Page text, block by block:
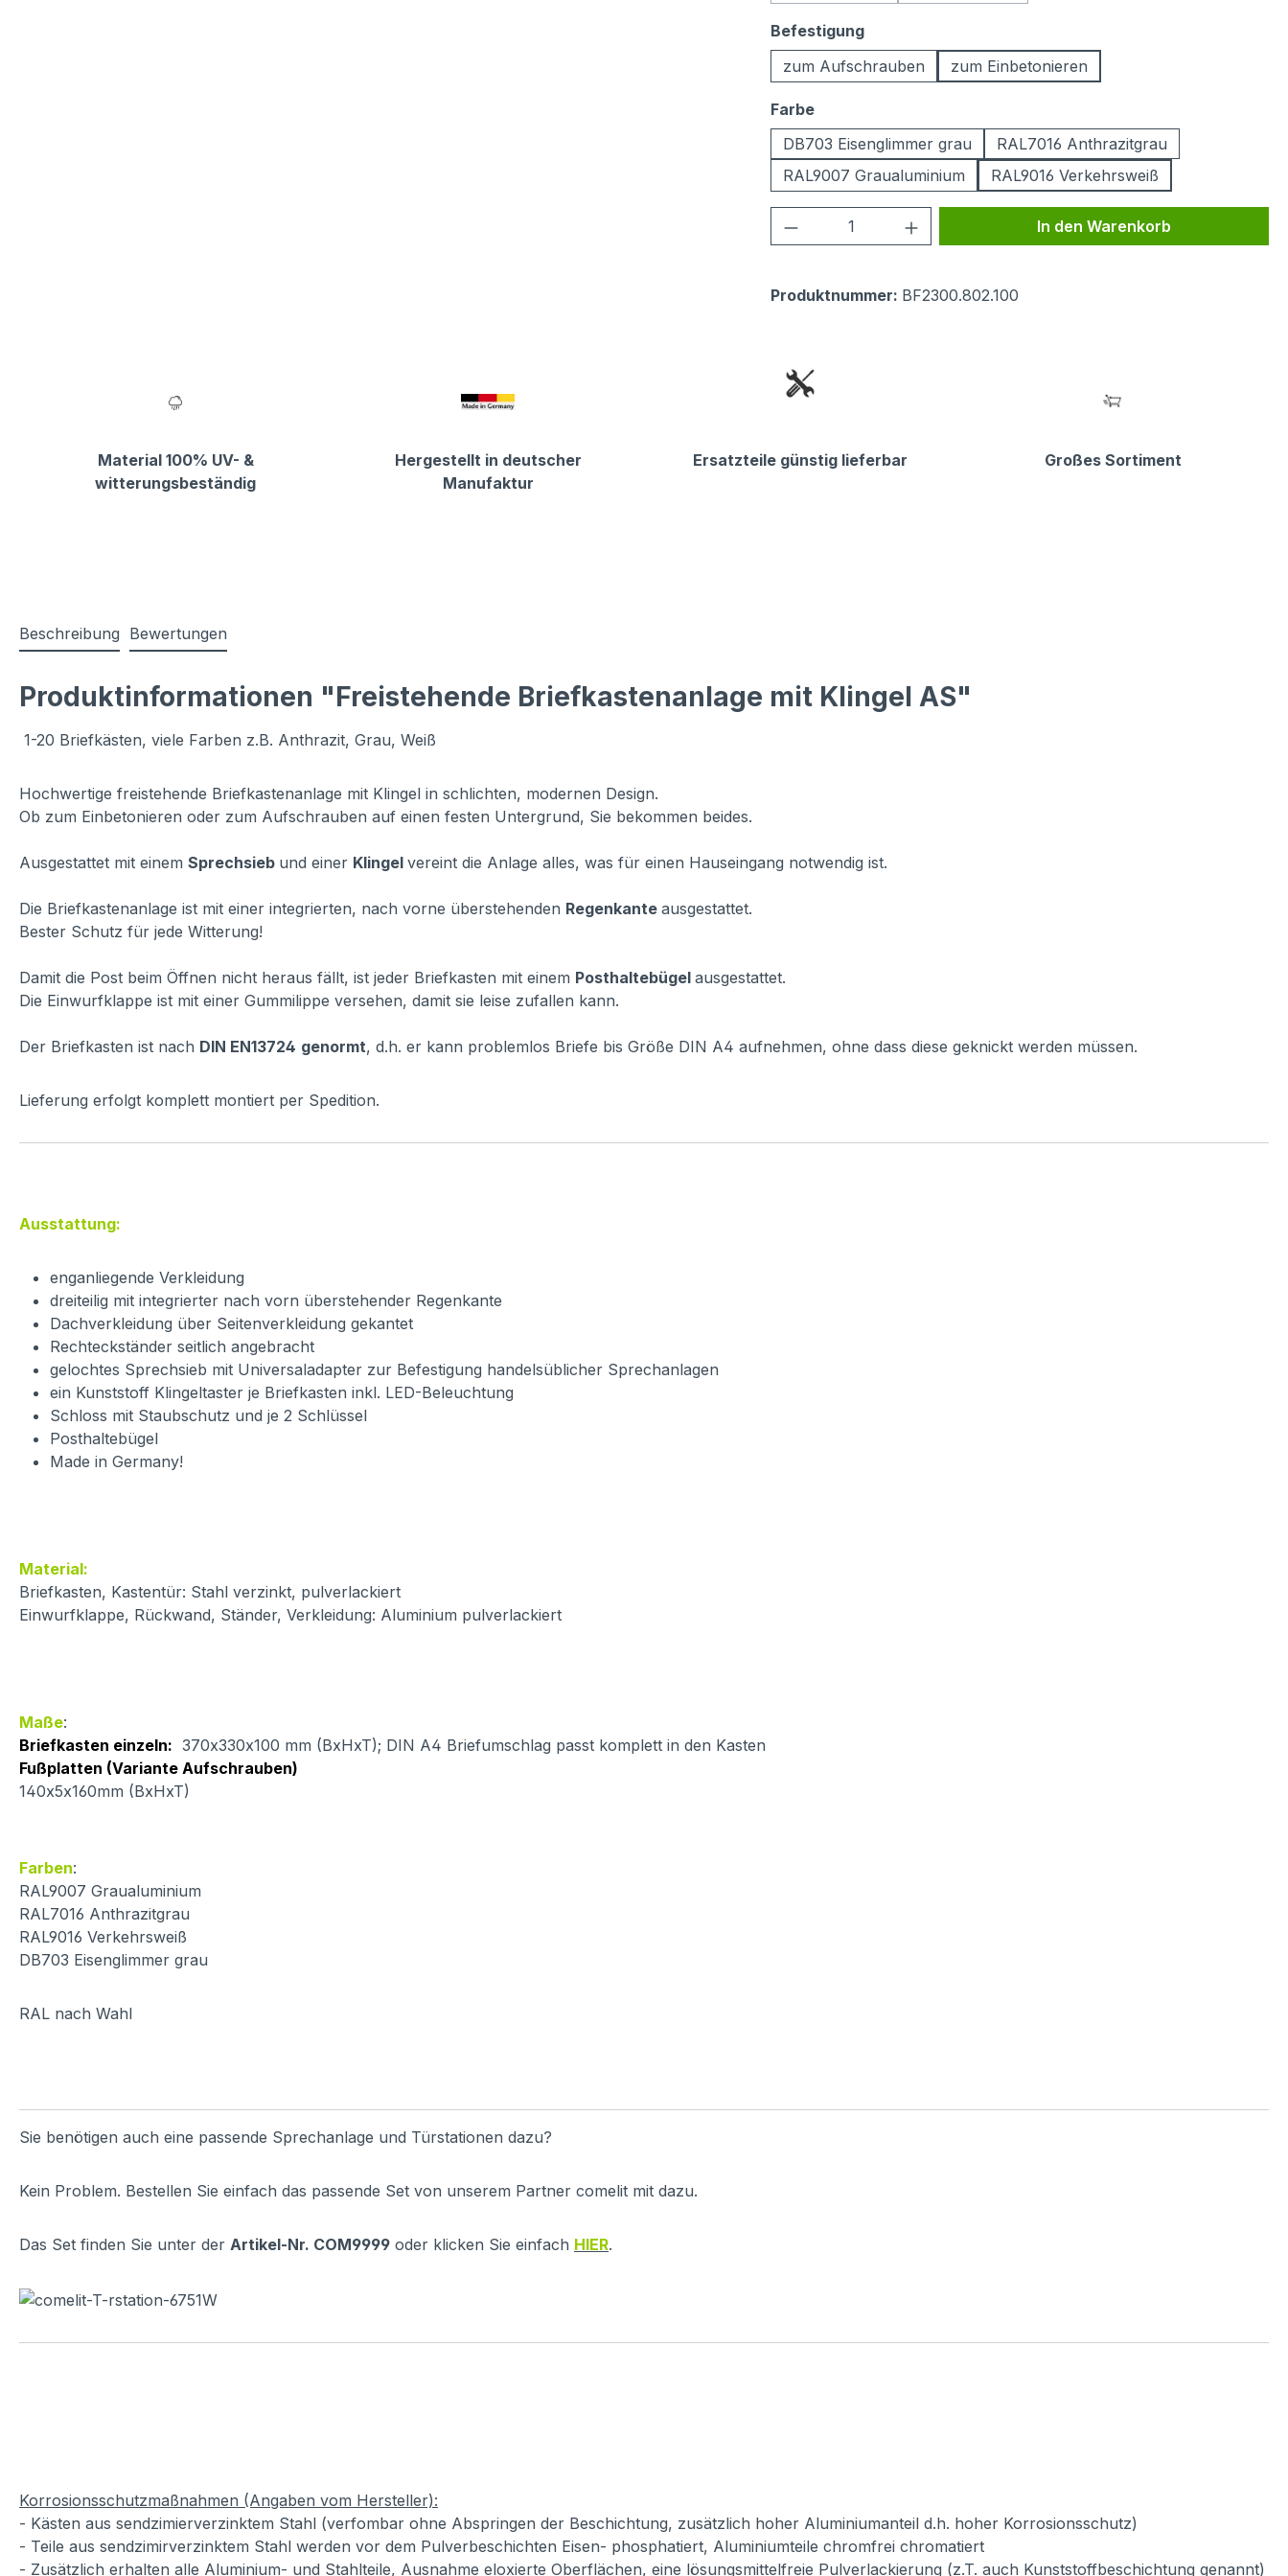
Befestigungauswählen
zum Aufschrauben
zum Einbetonieren
Farbeauswählen
DB703 Eisenglimmer grau
RAL7016 Anthrazitgrau
RAL9007 Graualuminium
RAL9016 Verkehrsweiß
Produkt Anzahl: Gib den gewünschten Wert
In den Warenkorb
Produktnummer: BF2300.802.100
Material 100% UV- &
witterungsbeständig
Hergestellt in deutscher
Manufaktur
Ersatzteile günstig lieferbar Großes Sortiment
Beschreibung Bewertungen
Produktinformationen "Freistehende Briefkastenanlage mit Klingel AS"
1-20 Briefkästen, viele Farben z.B. Anthrazit, Grau, Weiß
Hochwertige freistehende Briefkastenanlage mit Klingel in schlichten, modernen Design.
Ob zum Einbetonieren oder zum Aufschrauben auf einen festen Untergrund, Sie bekommen beides.
Ausgestattet mit einem Sprechsieb und einer Klingel vereint die Anlage alles, was für einen Hauseingang notwendig ist.
Die Briefkastenanlage ist mit einer integrierten, nach vorne überstehenden Regenkante ausgestattet.
Bester Schutz für jede Witterung!
Damit die Post beim Öffnen nicht heraus fällt, ist jeder Briefkasten mit einem Posthaltebügel ausgestattet.
Die Einwurfklappe ist mit einer Gummilippe versehen, damit sie leise zufallen kann.
Der Briefkasten ist nach DIN EN13724 genormt, d.h. er kann problemlos Briefe bis Größe DIN A4 aufnehmen, ohne dass diese geknickt werden müssen.
Lieferung erfolgt komplett montiert per Spedition.
Ausstattung:
enganliegende Verkleidung
dreiteilig mit integrierter nach vorn überstehender Regenkante
Dachverkleidung über Seitenverkleidung gekantet
Rechteckständer seitlich angebracht
gelochtes Sprechsieb mit Universaladapter zur Befestigung handelsüblicher Sprechanlagen
ein Kunststoff Klingeltaster je Briefkasten inkl. LED-Beleuchtung
Schloss mit Staubschutz und je 2 Schlüssel
Posthaltebügel
Made in Germany!
Material:
Briefkasten, Kastentür: Stahl verzinkt, pulverlackiert
Einwurfklappe, Rückwand, Ständer, Verkleidung: Aluminium pulverlackiert
Maße:
Briefkasten einzeln: 370x330x100 mm (BxHxT); DIN A4 Briefumschlag passt komplett in den Kasten
Fußplatten (Variante Aufschrauben)
140x5x160mm (BxHxT)
Farben:
RAL9007 Graualuminium
RAL7016 Anthrazitgrau
RAL9016 Verkehrsweiß
DB703 Eisenglimmer grau
RAL nach Wahl
Sie benötigen auch eine passende Sprechanlage und Türstationen dazu?
Kein Problem. Bestellen Sie einfach das passende Set von unserem Partner comelit mit dazu.
Das Set finden Sie unter der Artikel-Nr. COM9999 oder klicken Sie einfach HIER.
Korrosionsschutzmaßnahmen (Angaben vom Hersteller):
- Kästen aus sendzimierverzinktem Stahl (verfombar ohne Abspringen der Beschichtung, zusätzlich hoher Aluminiumanteil d.h. hoher Korrosionsschutz)
- Teile aus sendzimirverzinktem Stahl werden vor dem Pulverbeschichten Eisen- phosphatiert, Aluminiumteile chromfrei chromatiert
- Zusätzlich erhalten alle Aluminium- und Stahlteile, Ausnahme eloxierte Oberflächen, eine lösungsmittelfreie Pulverlackierung (z.T. auch Kunststoffbeschichtung genannt)